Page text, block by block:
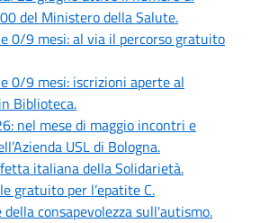
del Ministero della Salute.
0/9 mesi: al via il percorso gratuito
0/9 mesi: iscrizioni aperte al
Biblioteca.
nel mese di maggio incontri e
USL di Bologna.
italiana della Solidarietà.
gratuito per l’epatite C.
consapevolezza sull'autismo.